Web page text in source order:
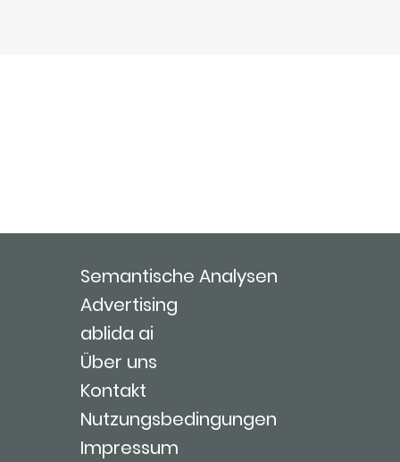
Semantische Analysen
Advertising
ablida ai
Über uns
Kontakt
Nutzungsbedingungen
Impressum